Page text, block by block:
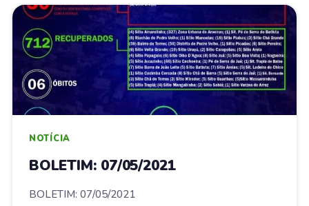
NOTÍCIA
BOLETIM: 07/05/2021
BOLETIM: 07/05/2021